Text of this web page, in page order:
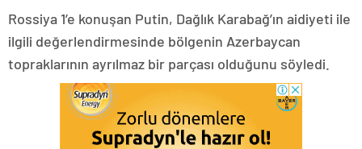
Rossiya 1’e konuşan Putin, Dağlık Karabağ’ın aidiyeti ile
ilgili değerlendirmesinde bölgenin Azerbaycan
topraklarının ayrılmaz bir parçası olduğunu söyledi.